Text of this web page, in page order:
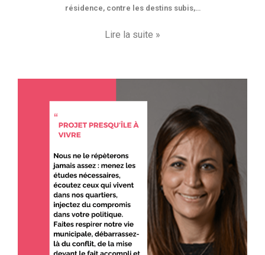
résidence, contre les destins subis,…
Lire la suite »